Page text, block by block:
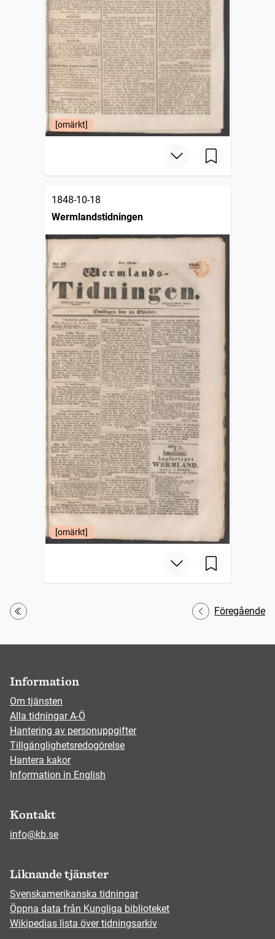
[omärkt]
1848-10-18
Wermlandstidningen
[omärkt]
Första
Föregående
Information
Om tjänsten
Alla tidningar A-Ö
Hantering av personuppgifter
Tillgänglighetsredogörelse
Hantera kakor
Information in English
Kontakt
info@kb.se
Liknande tjänster
Svenskamerikanska tidningar
Öppna data från Kungliga biblioteket
Wikipedias lista över tidningsarkiv